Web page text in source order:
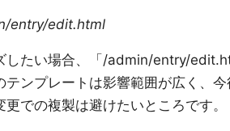
entry/edit.html
したい場合、「/admin/entry/
テンプレートは影響範囲が広く、
での複製は避けたいところです。